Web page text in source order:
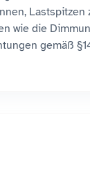
Lastspitzen
wie die
gemäß